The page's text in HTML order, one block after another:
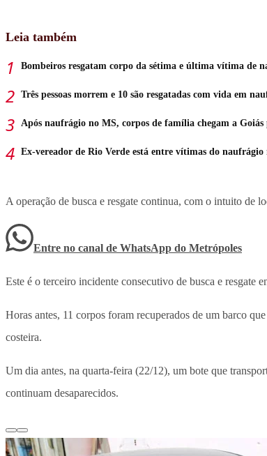
Leia também
Bombeiros resgatam corpo da sétima e última vítima de
Três pessoas morrem e 10 são resgatadas com vida em
Após naufrágio no MS, corpos de família chegam a
Ex-vereador de Rio Verde está entre vítimas do
A operação de busca e resgate continua, com o intuito de
Entre no canal de WhatsApp do Metrópoles
Este é o terceiro incidente consecutivo de busca e resgate
Horas antes, 11 corpos foram recuperados de um barco
costeira.
Um dia antes, na quarta-feira (22/12), um bote que
continuam desaparecidos.